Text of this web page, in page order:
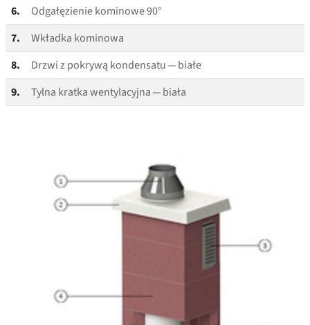
6.
Odgałęzienie kominowe 90°
7.
Wkładka kominowa
8.
Drzwi z pokrywą kondensatu — białe
9.
Tylna kratka wentylacyjna — biała